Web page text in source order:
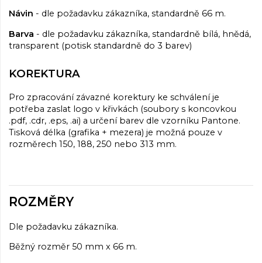
Návin - dle požadavku zákazníka, standardně 66 m.
Barva - dle požadavku zákazníka, standardně bílá, hnědá,
transparent (potisk standardně do 3 barev)
KOREKTURA
Pro zpracování závazné korektury ke schválení je
potřeba zaslat logo v křivkách (soubory s koncovkou
.pdf, .cdr, .eps, .ai) a určení barev dle vzorníku Pantone.
Tisková délka (grafika + mezera) je možná pouze v
rozměrech 150, 188, 250 nebo 313 mm.
ROZMĚRY
Dle požadavku zákazníka.
Běžný rozměr 50 mm x 66 m.